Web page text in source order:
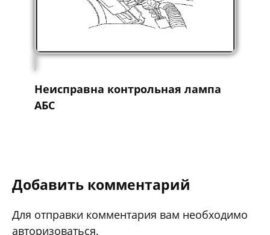
Неисправна контрольная лампа
АБС
Добавить комментарий
Для отправки комментария вам необходимо
авторизоваться.